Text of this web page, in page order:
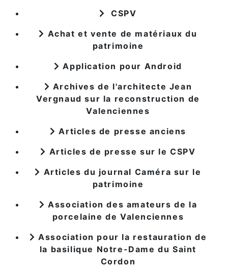
CSPV
Achat et vente de matériaux du
patrimoine
Application pour Android
Archives de l'architecte Jean
Vergnaud sur la reconstruction de
Valenciennes
Articles de presse anciens
Articles de presse sur le CSPV
Articles du journal Caméra sur le
patrimoine
Association des amateurs de la
porcelaine de Valenciennes
Association pour la restauration de
la basilique Notre-Dame du Saint
Cordon